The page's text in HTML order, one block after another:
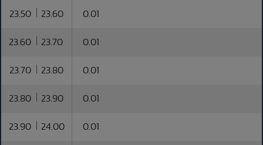
23.50 23.60 0.01
23.60 23.70 0.01
23.70 23.80 0.01
23.80 23.90 0.01
23.90 24.00 0.01